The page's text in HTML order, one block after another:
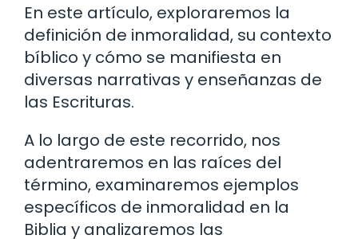
En este artículo, exploraremos la
definición de inmoralidad, su contexto
bíblico y cómo se manifiesta en
diversas narrativas y enseñanzas de
las Escrituras.
A lo largo de este recorrido, nos
adentraremos en las raíces del
término, examinaremos ejemplos
específicos de inmoralidad en la
Biblia y analizaremos las